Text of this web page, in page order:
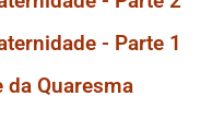
- Parte 1
Quaresma